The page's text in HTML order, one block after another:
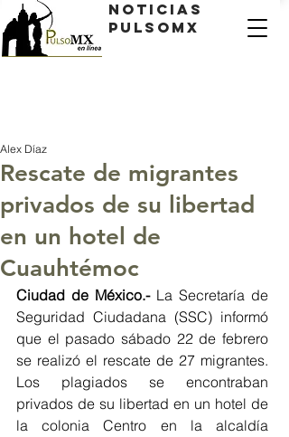
Noticias
PulsoMX
Rescate de migrantes
privados de su libertad
en un hotel de
Cuauhtémoc
Alex Díaz
Ciudad de México.- La Secretaría de
Seguridad Ciudadana (SSC) informó
que el pasado sábado 22 de febrero
se realizó el rescate de 27 migrantes.
Los plagiados se encontraban
privados de su libertad en un hotel de
la colonia Centro en la alcaldía